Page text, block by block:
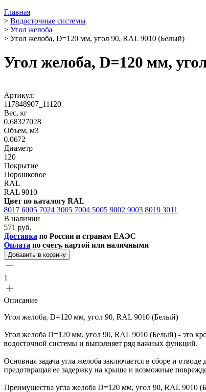
Главная
> Водосточные системы
> Угол желоба
> Угол желоба, D=120 мм, угол 90, RAL 9010 (Белый)
Угол желоба, D=120 мм,
Артикул:
117848907_11120
Вес, кг
0.68327028
Объем, м3
0.0672
Диаметр
120
Покрытие
Порошковое
RAL
RAL 9010
Цвет по каталогу RAL
8017 6005 7024 3005 7004 5005 9002 9003 8019 3011
В наличии
571 руб.
Доставка по России и странам ЕАЭС
Оплата по счету, картой или наличными
Добавить в корзину
1
Описание
Угол желоба, D=120 мм, угол 90, RAL 9010 (Белый)
Угол желоба D=120 мм, угол 90, RAL 9010 (Белый) - это
водосточной системы и выполняет ряд важных функций.
Основная задача угла желоба заключается в сборе и
предотвращая ее задержку на крыше и возможные
Преимущества угла желоба D=120 мм, угол 90, RAL 9010